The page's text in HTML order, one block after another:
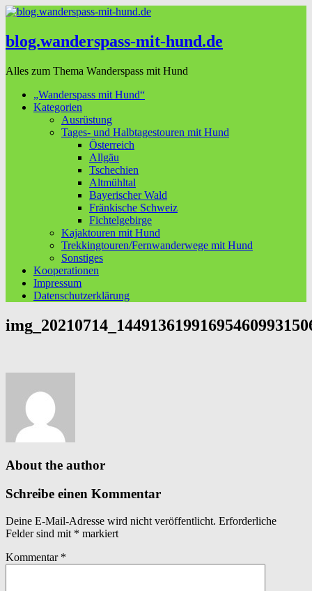
blog.wanderspass-mit-hund.de
Alles zum Thema Wanderspass mit Hund
„Wanderspass mit Hund“
Kategorien
Ausrüstung
Tages- und Halbtagestouren mit Hund
Österreich
Allgäu
Tschechien
Altmühltal
Bayerischer Wald
Fränkische Schweiz
Fichtelgebirge
Kajaktouren mit Hund
Trekkingtouren/Fernwanderwege mit Hund
Sonstiges
Kooperationen
Impressum
Datenschutzerklärung
About the author
Schreibe einen Kommentar
Deine E-Mail-Adresse wird nicht veröffentlicht. Erforderliche
Felder sind mit * markiert
Kommentar *